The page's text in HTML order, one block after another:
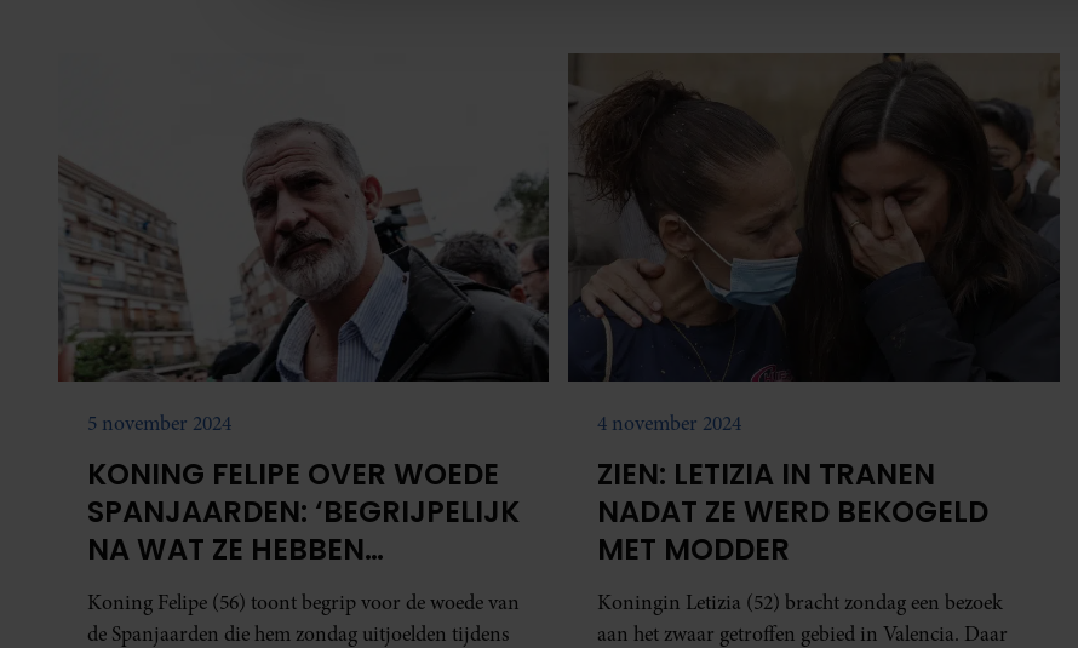
5 november 2024
KONING FELIPE OVER WOEDE
SPANJAARDEN: ‘BEGRIJPELIJK
NA WAT ZE HEBBEN
MEEGEMAAKT’
Koning Felipe (56) toont begrip voor de woede van
de Spanjaarden die hem zondag uitjoelden tijdens
4 november 2024
ZIEN: LETIZIA IN TRANEN
NADAT ZE WERD BEKOGELD
MET MODDER
Koningin Letizia (52) bracht zondag een bezoek
aan het zwaar getroffen gebied in Valencia. Daar